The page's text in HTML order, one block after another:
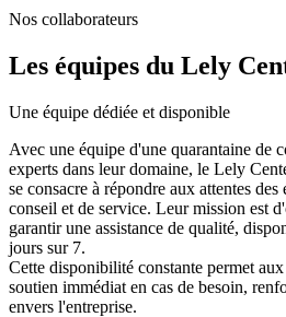
Nos collaborateurs
Les équipes du Lely
Une équipe dédiée et disponible
Avec une équipe d'une quarantaine de
experts dans leur domaine, le Lely
se consacre à répondre aux attentes des
conseil et de service. Leur mission est
garantir une assistance de qualité,
jours sur 7.
Cette disponibilité constante permet
soutien immédiat en cas de besoin,
envers l'entreprise.